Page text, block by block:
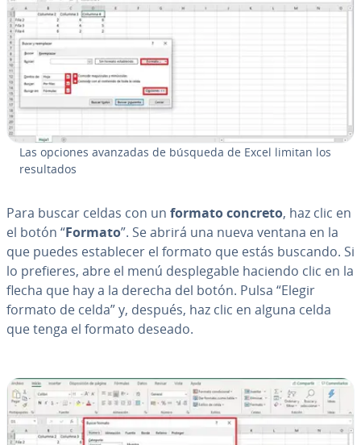
Las opciones avanzadas de búsqueda de Excel limitan los
re­su­l­ta­dos
Para buscar celdas con un formato concreto, haz clic en
el botón “Formato”. Se abrirá una nueva ventana en la
que puedes es­ta­ble­cer el formato que estás buscando. Si
lo prefieres, abre el menú de­s­ple­ga­ble haciendo clic en la
flecha que hay a la derecha del botón. Pulsa “Elegir
formato de celda” y, después, haz clic en alguna celda
que tenga el formato deseado.